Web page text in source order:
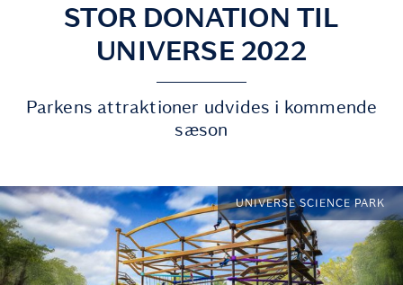
STOR DONATION TIL
UNIVERSE 2022
Parkens attraktioner udvides i kommende
sæson
UNIVERSE SCIENCE PARK